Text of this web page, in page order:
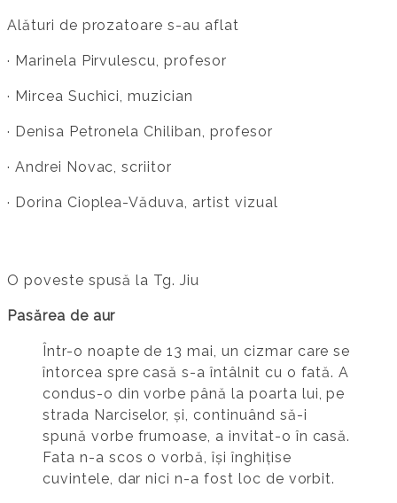
Alături de prozatoare s-au aflat
· Marinela Pirvulescu, profesor
· Mircea Suchici, muzician
· Denisa Petronela Chiliban, profesor
· Andrei Novac, scriitor
· Dorina Cioplea-Văduva, artist vizual
O poveste spusă la Tg. Jiu
Pasărea de aur
Într-o noapte de 13 mai, un cizmar care se
întorcea spre casă s-a întâlnit cu o fată. A
condus-o din vorbe până la poarta lui, pe
strada Narciselor, și, continuând să-i
spună vorbe frumoase, a invitat-o în casă.
Fata n-a scos o vorbă, își înghițise
cuvintele, dar nici n-a fost loc de vorbit.